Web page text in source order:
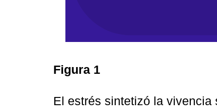
Figura 1
El estrés sintetizó la